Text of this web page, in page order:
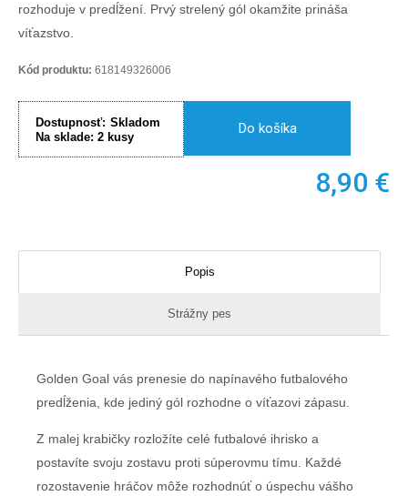
rozhoduje v predĺžení. Prvý strelený gól okamžite prináša
víťazstvo.
Kód produktu: 618149326006
Dostupnosť: Skladom
Na sklade: 2 kusy
Do košíka
8,90 €
Popis
Strážny pes
Golden Goal vás prenesie do napínavého futbalového
predĺženia, kde jediný gól rozhodne o víťazovi zápasu.
Z malej krabičky rozložíte celé futbalové ihrisko a
postavíte svoju zostavu proti súperovmu tímu. Každé
rozostavenie hráčov môže rozhodnúť o úspechu vášho